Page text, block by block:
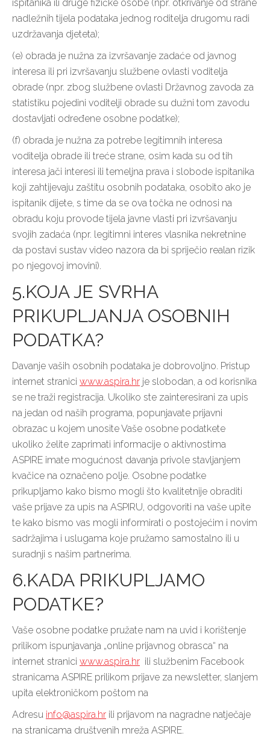
ispitanika ili druge fizičke osobe (npr. otkrivanje od strane
nadležnih tijela podataka jednog roditelja drugomu radi
uzdržavanja djeteta);
(e) obrada je nužna za izvršavanje zadaće od javnog
interesa ili pri izvršavanju službene ovlasti voditelja
obrade (npr. zbog službene ovlasti Državnog zavoda za
statistiku pojedini voditelji obrade su dužni tom zavodu
dostavljati određene osobne podatke);
(f) obrada je nužna za potrebe legitimnih interesa
voditelja obrade ili treće strane, osim kada su od tih
interesa jači interesi ili temeljna prava i slobode ispitanika
koji zahtijevaju zaštitu osobnih podataka, osobito ako je
ispitanik dijete, s time da se ova točka ne odnosi na
obradu koju provode tijela javne vlasti pri izvršavanju
svojih zadaća (npr. legitimni interes vlasnika nekretnine
da postavi sustav video nazora da bi spriječio realan rizik
po njegovoj imovini).
5.KOJA JE SVRHA
PRIKUPLJANJA OSOBNIH
PODATKA?
Davanje vaših osobnih podataka je dobrovoljno. Pristup
internet stranici www.aspira.hr je slobodan, a od korisnika
se ne traži registracija. Ukoliko ste zainteresirani za upis
na jedan od naših programa, popunjavate prijavni
obrazac u kojem unosite Vaše osobne podatkete
ukoliko želite zaprimati informacije o aktivnostima
ASPIRE imate mogućnost davanja privole stavljanjem
kvačice na označeno polje. Osobne podatke
prikupljamo kako bismo mogli što kvalitetnije obraditi
vaše prijave za upis na ASPIRU, odgovoriti na vaše upite
te kako bismo vas mogli informirati o postojećim i novim
sadržajima i uslugama koje pružamo samostalno ili u
suradnji s našim partnerima.
6.KADA PRIKUPLJAMO
PODATKE?
Vaše osobne podatke pružate nam na uvid i korištenje
prilikom ispunjavanja „online prijavnog obrasca“ na
internet stranici www.aspira.hr ili službenim Facebook
stranicama ASPIRE prilikom prijave za newsletter, slanjem
upita elektroničkom poštom na
Adresu info@aspira.hr ili prijavom na nagradne natječaje
na stranicama društvenih mreža ASPIRE.